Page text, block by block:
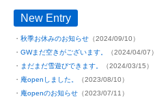
New Entry
秋季お休みのお知らせ （2024/09/10）
GWまだ空きがございます。
（2024/04/07）
まだまだ雪遊びできます。
（2024/03/15）
庵openしました。
（2023/08/10）
庵openのお知らせ （2023/07/11）